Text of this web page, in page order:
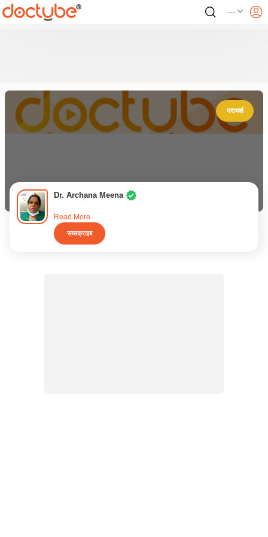
---
परामर्श
Dr. Archana Meena
Read More
सब्सक्राइब